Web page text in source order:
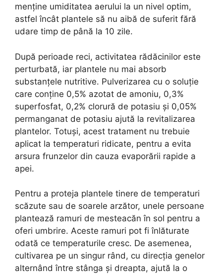
menține umiditatea aerului la un nivel optim,
astfel încât plantele să nu aibă de suferit fără
udare timp de până la 10 zile.
După perioade reci, activitatea rădăcinilor este
perturbată, iar plantele nu mai absorb
substanțele nutritive. Pulverizarea cu o soluție
care conține 0,5% azotat de amoniu, 0,3%
superfosfat, 0,2% clorură de potasiu și 0,05%
permanganat de potasiu ajută la revitalizarea
plantelor. Totuși, acest tratament nu trebuie
aplicat la temperaturi ridicate, pentru a evita
arsura frunzelor din cauza evaporării rapide a
apei.
Pentru a proteja plantele tinere de temperaturi
scăzute sau de soarele arzător, unele persoane
plantează ramuri de mesteacăn în sol pentru a
oferi umbrire. Aceste ramuri pot fi înlăturate
odată ce temperaturile cresc. De asemenea,
cultivarea pe un singur rând, cu direcția genelor
alternând între stânga și dreapta, ajută la o